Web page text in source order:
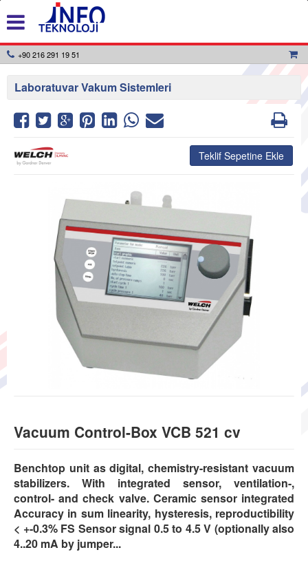
+90 216 291 19 51
Laboratuvar Vakum Sistemleri
Vacuum Control-Box VCB 521 cv
Benchtop unit as digital, chemistry-resistant vacuum
stabilizers. With integrated sensor, ventilation-,
control- and check valve. Ceramic sensor integrated
Accuracy in sum linearity, hysteresis, reproductibility
< +-0.3% FS Sensor signal 0.5 to 4.5 V (optionally also
4..20 mA by jumper...